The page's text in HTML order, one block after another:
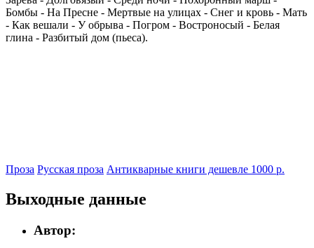
Бомбы - На Пресне - Мертвые на улицах - Снег и кровь - Мать
- Как вешали - У обрыва - Погром - Востроносый - Белая
глина - Разбитый дом (пьеса).
Проза Русская проза Антикварные книги дешевле 1000 р.
Выходные данные
Автор: